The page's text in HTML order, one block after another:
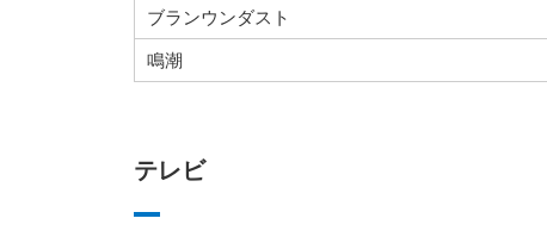
ブランウンダスト
鳴潮
テレビ